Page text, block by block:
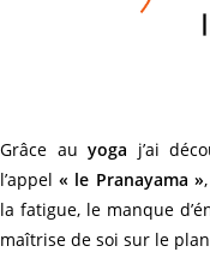
Grâce auyoga j’ai
l’appel« le Pranayama »
la fatigue, le manque
maîtrise de soi sur le